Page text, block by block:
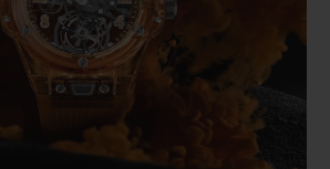
BIG BANG系列
桃粉色陶瓷